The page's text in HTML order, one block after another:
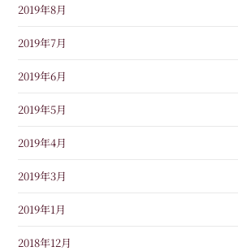
2019年8月
2019年7月
2019年6月
2019年5月
2019年4月
2019年3月
2019年1月
2018年12月